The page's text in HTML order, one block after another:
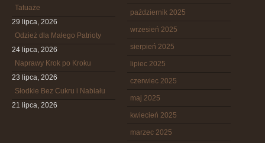
Tatuaże
29 lipca, 2026
Odzież dla Małego Patrioty
24 lipca, 2026
Naprawy Krok po Kroku
23 lipca, 2026
Słodkie Bez Cukru i Nabiału
21 lipca, 2026
październik 2025
wrzesień 2025
sierpień 2025
lipiec 2025
czerwiec 2025
maj 2025
kwiecień 2025
marzec 2025